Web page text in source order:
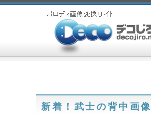
新着！武士の背中画像